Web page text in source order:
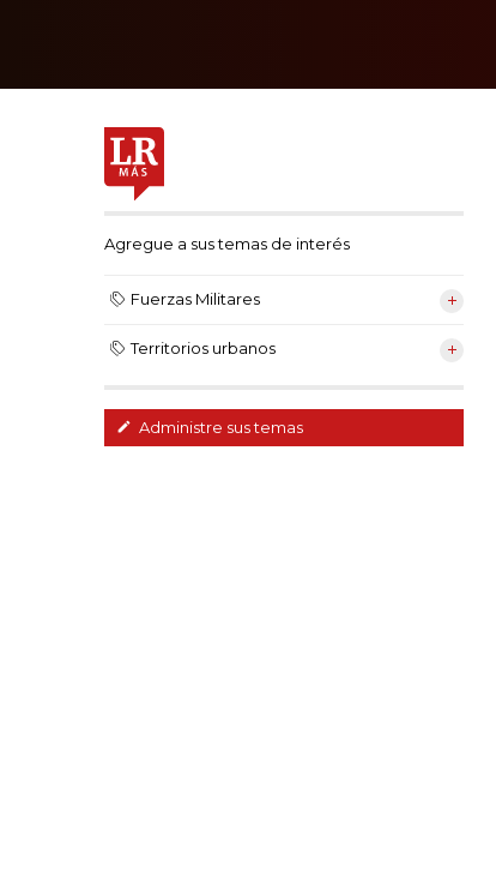
Agregue a sus temas de interés
Fuerzas Militares
Territorios urbanos
Administre sus temas